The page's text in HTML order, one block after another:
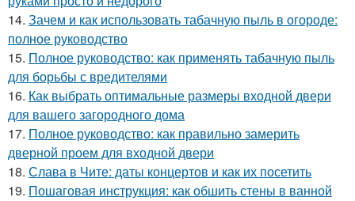
14. Зачем и как использовать табачную пыль в огороде:
полное руководство
15. Полное руководство: как применять табачную пыль
для борьбы с вредителями
16. Как выбрать оптимальные размеры входной двери
для вашего загородного дома
17. Полное руководство: как правильно замерить
дверной проем для входной двери
18. Слава в Чите: даты концертов и как их посетить
19. Пошаговая инструкция: как обшить стены в ванной